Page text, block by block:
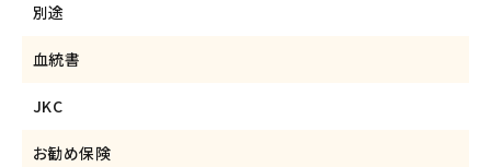
別途
血統書
JKC
お勧め保険